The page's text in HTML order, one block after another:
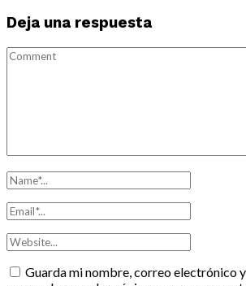
Deja una respuesta
Guarda mi nombre, correo electrónico